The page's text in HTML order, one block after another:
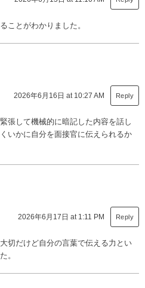
ことがわかりました。
2026年6月16日 at 10:27 AM Reply
張して機械的に暗記した内容を話し
いかに自分を面接官に伝えられるか
2026年6月17日 at 1:11 PM Reply
切だけど自分の言葉で伝える力とい
。